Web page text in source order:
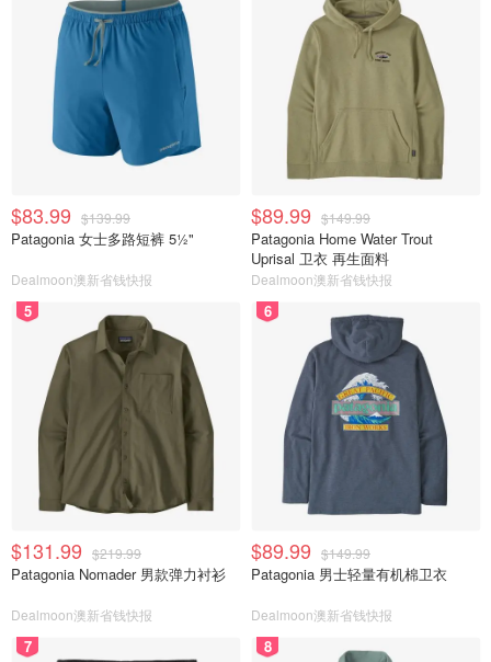
$83.99 $139.99
Patagonia 女士多路短裤 5½"
Dealmoon澳新省钱快报
$89.99 $149.99
Patagonia Home Water Trout
Uprisal 卫衣 再生面料
Dealmoon澳新省钱快报
5
$131.99 $219.99
Patagonia Nomader 男款弹力衬衫
Dealmoon澳新省钱快报
6
$89.99 $149.99
Patagonia 男士轻量有机棉卫衣
Dealmoon澳新省钱快报
7 8